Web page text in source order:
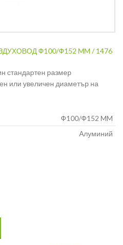
Ф100/Ф152 MM / 1476
стандартен размер
или увеличен диаметър на
Ф100/Ф152 MM
Алуминий